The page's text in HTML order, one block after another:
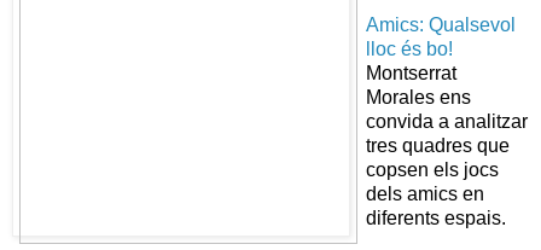
Amics: Qualsevol
lloc és bo!
Montserrat
Morales ens
convida a analitzar
tres quadres que
copsen els jocs
dels amics en
diferents espais.